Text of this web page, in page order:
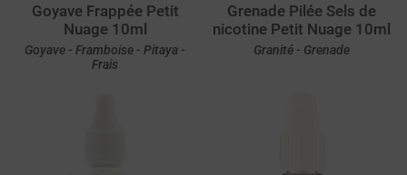
Goyave Frappée Petit
Nuage 10ml
Goyave - Framboise - Pitaya -
Frais
Grenade Pilée Sels de
nicotine Petit Nuage 10ml
Granité - Grenade